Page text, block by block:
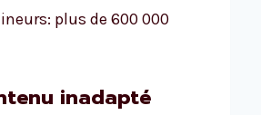
plus de 600 000
inadapté